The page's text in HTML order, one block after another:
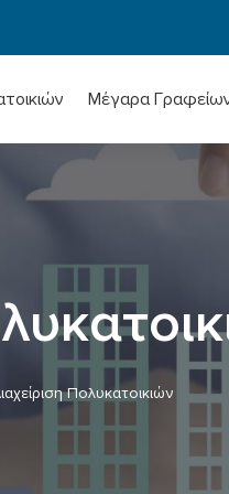
Μέγαρα
Πολυκατοικιών